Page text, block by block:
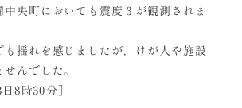
央町においても震度３が観測されま
揺れを感じましたが，けが人や施設
んでした。
8時30分］